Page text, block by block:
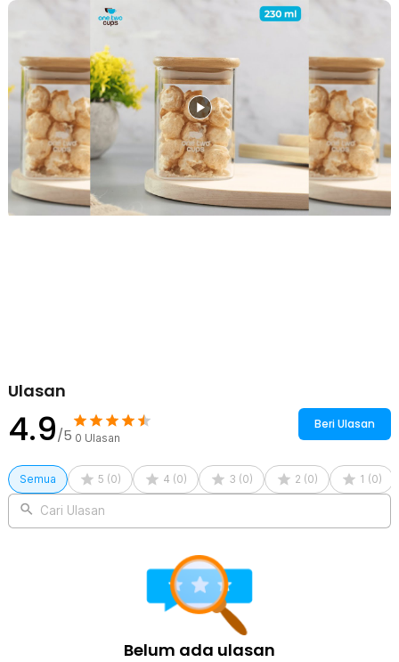
Ulasan
4.9/5 0 Ulasan
Beri Ulasan
Semua 5 (0) 4 (0) 3 (0) 2 (0) 1 (0)
Cari Ulasan
Belum ada ulasan